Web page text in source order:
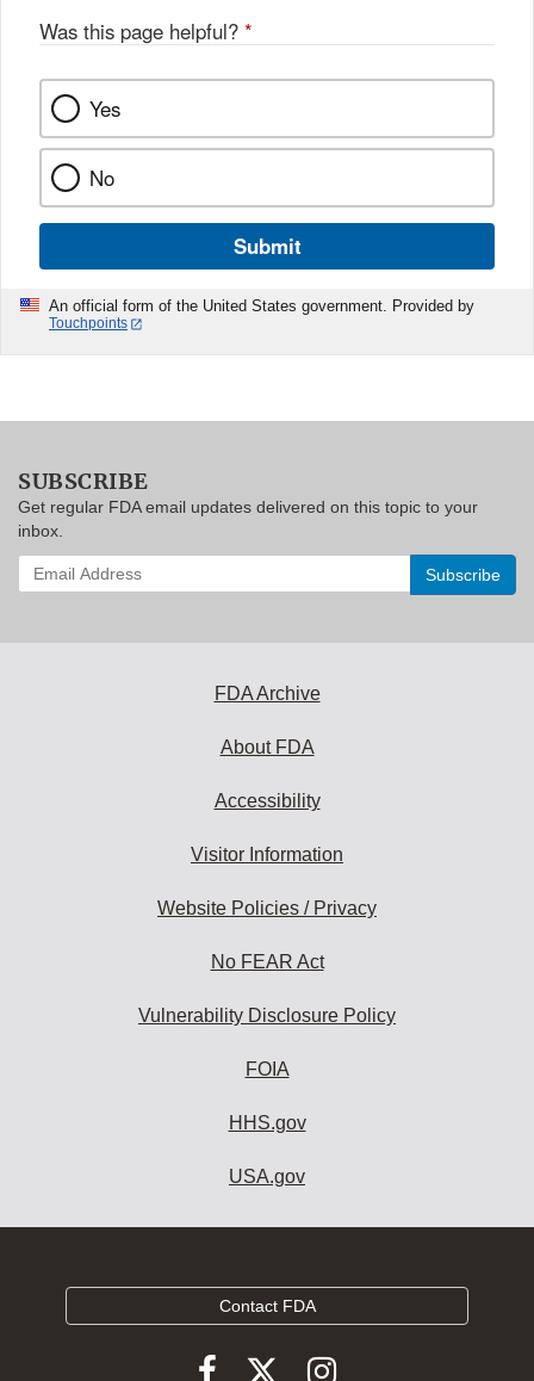
Was this page helpful? *
Yes
No
Submit
An official form of the United States government. Provided by
Touchpoints
SUBSCRIBE
Get regular FDA email updates delivered on this topic to your
inbox.
Enter
your
FDA Archive
About FDA
Accessibility
Visitor Information
Website Policies / Privacy
No FEAR Act
Vulnerability Disclosure Policy
FOIA
HHS.gov
USA.gov
Contact FDA
FollowFollowFollow